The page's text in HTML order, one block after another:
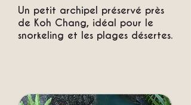
Un petit archipel préservé près
de Koh Chang, idéal pour le
snorkeling et les plages désertes.